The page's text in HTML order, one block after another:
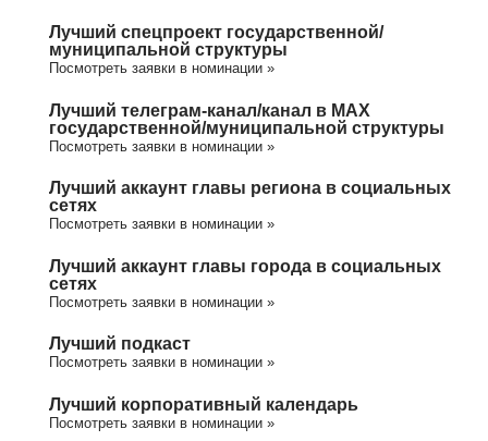
Лучший спецпроект государственной/
муниципальной структуры
Посмотреть заявки в номинации »
Лучший телеграм-канал/канал в МАХ
государственной/муниципальной структуры
Посмотреть заявки в номинации »
Лучший аккаунт главы региона в социальных
сетях
Посмотреть заявки в номинации »
Лучший аккаунт главы города в социальных
сетях
Посмотреть заявки в номинации »
Лучший подкаст
Посмотреть заявки в номинации »
Лучший корпоративный календарь
Посмотреть заявки в номинации »